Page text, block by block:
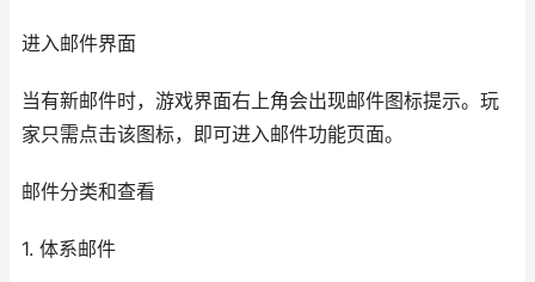
进入邮件界面
当有新邮件时，游戏界面右上角会出现邮件图标提示。玩
家只需点击该图标，即可进入邮件功能页面。
邮件分类和查看
1. 体系邮件